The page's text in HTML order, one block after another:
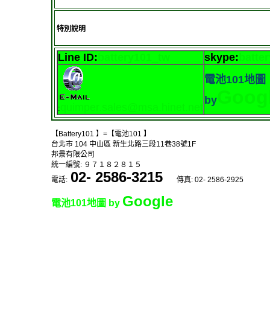
特別說明
Line ID: skype:
:
電池101地圖
by
【Battery101 】=【電池101 】
台北市 104 中山區 新生北路三段11巷38號1F
邦景有限公司
統一編號: ９７１８２８１５
電話: 02- 2586-3215 傳真: 02- 2586-2925
電池101地圖 by Google